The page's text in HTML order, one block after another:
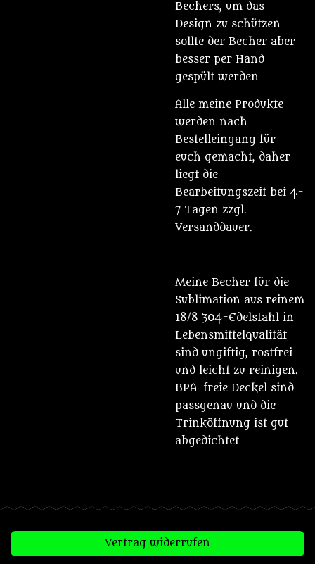
Bechers, um das
Design zu schützen
sollte der Becher aber
besser per Hand
gespült werden
Alle meine Produkte
werden nach
Bestelleingang für
euch gemacht, daher
liegt die
Bearbeitungszeit bei 4-
7 Tagen zzgl.
Versanddauer.
Meine Becher für die
Sublimation aus reinem
18/8 304-Edelstahl in
Lebensmittelqualität
sind ungiftig, rostfrei
und leicht zu reinigen.
BPA-freie Deckel sind
passgenau und die
Trinköffnung ist gut
abgedichtet
Vertrag widerrufen